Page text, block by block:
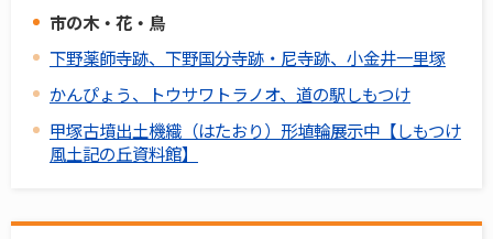
市の木・花・鳥
下野薬師寺跡、下野国分寺跡・尼寺跡、小金井一里塚
かんぴょう、トウサワトラノオ、道の駅しもつけ
甲塚古墳出土機織（はたおり）形埴輪展示中【しもつけ
風土記の丘資料館】